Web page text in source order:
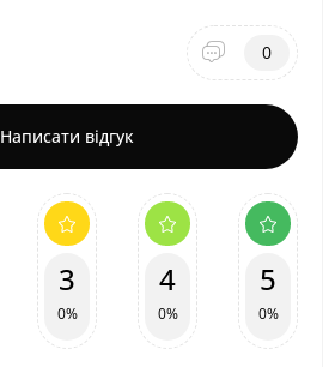
0
Написати відгук
3
0%
4
0%
5
0%